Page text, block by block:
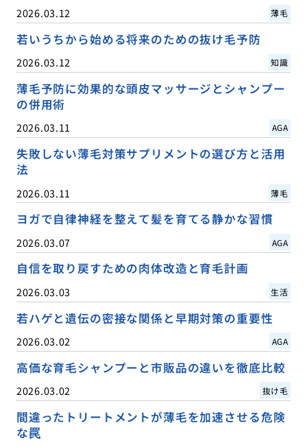
2026.03.12 薄毛
若いうちから始める将来のための抜け毛予防
2026.03.12 知識
薄毛予防に効果的な頭皮マッサージとシャンプー
の併用術
2026.03.11 AGA
失敗しない薄毛対策サプリメントの選び方と活用
法
2026.03.11 薄毛
ヨガで自律神経を整えて髪を育てる静かな習慣
2026.03.07 AGA
自信を取り戻すための肉体改造と育毛計画
2026.03.03 生活
若ハゲと遺伝の密接な関係と早期対策の重要性
2026.03.02 AGA
高価な育毛シャンプーと市販品の違いを徹底比較
2026.03.02 抜け毛
間違ったトリートメントが薄毛を加速させる危険
な罠